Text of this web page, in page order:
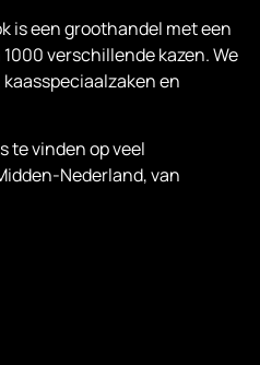
is eengroothandel met een
verschillende kazen. We
en
te vinden op veel
Nederland, van